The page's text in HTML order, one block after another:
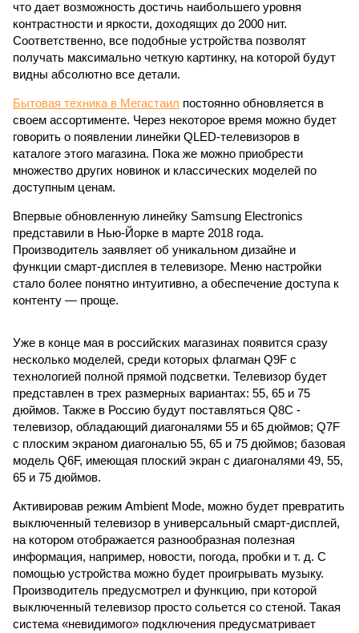
что дает возможность достичь наибольшего уровня
контрастности и яркости, доходящих до 2000 нит.
Соответственно, все подобные устройства позволят
получать максимально четкую картинку, на которой будут
видны абсолютно все детали.
Бытовая техника в Мегастаил постоянно обновляется в
своем ассортименте. Через некоторое время можно будет
говорить о появлении линейки QLED-телевизоров в
каталоге этого магазина. Пока же можно приобрести
множество других новинок и классических моделей по
доступным ценам.
Впервые обновленную линейку Samsung Electronics
представили в Нью-Йорке в марте 2018 года.
Производитель заявляет об уникальном дизайне и
функции смарт-дисплея в телевизоре. Меню настройки
стало более понятно интуитивно, а обеспечение доступа к
контенту — проще.
Уже в конце мая в российских магазинах появится сразу
несколько моделей, среди которых флагман Q9F с
технологией полной прямой подсветки. Телевизор будет
представлен в трех размерных вариантах: 55, 65 и 75
дюймов. Также в Россию будут поставляться Q8C -
телевизор, обладающий диагоналями 55 и 65 дюймов; Q7F
с плоским экраном диагональю 55, 65 и 75 дюймов; базовая
модель Q6F, имеющая плоский экран с диагоналями 49, 55,
65 и 75 дюймов.
Активировав режим Ambient Mode, можно будет превратить
выключенный телевизор в универсальный смарт-дисплей,
на котором отображается разнообразная полезная
информация, например, новости, погода, пробки и т. д. С
помощью устройства можно будет проигрывать музыку.
Производитель предусмотрел и функцию, при которой
выключенный телевизор просто сольется со стеной. Такая
система «невидимого» подключения предусматривает